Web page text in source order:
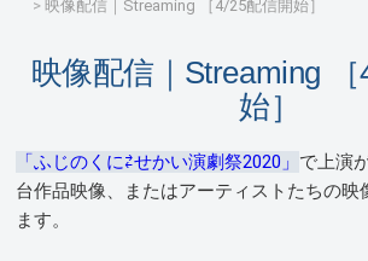
映像配信｜Streaming ［4/25配信開始］
映像配信｜Streaming ［
始］
「ふじのくに⇄せかい演劇祭2020」 で上演
台作品映像、またはアーティストたちの映
ます。